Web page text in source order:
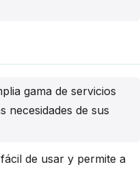
gama de servicios
necesidades de sus
de usar y permite a